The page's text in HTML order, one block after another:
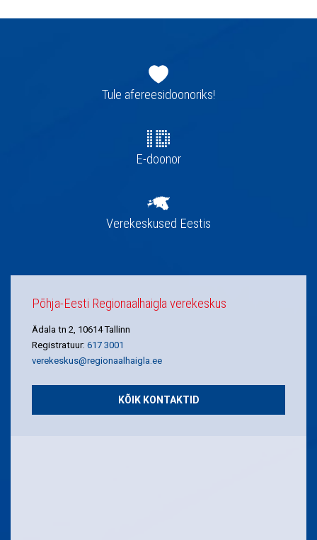
navigatsioonTule afereesidoonoriks!
E-doonor
Verekeskused Eestis
Põhja-Eesti Regionaalhaigla verekeskus
Ädala tn 2, 10614 Tallinn
Registratuur: 617 3001
verekeskus@regionaalhaigla.ee
KÕIK KONTAKTID